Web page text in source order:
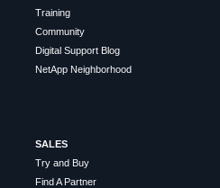
Training
Community
Digital Support Blog
NetApp Neighborhood
SALES
Try and Buy
Find A Partner